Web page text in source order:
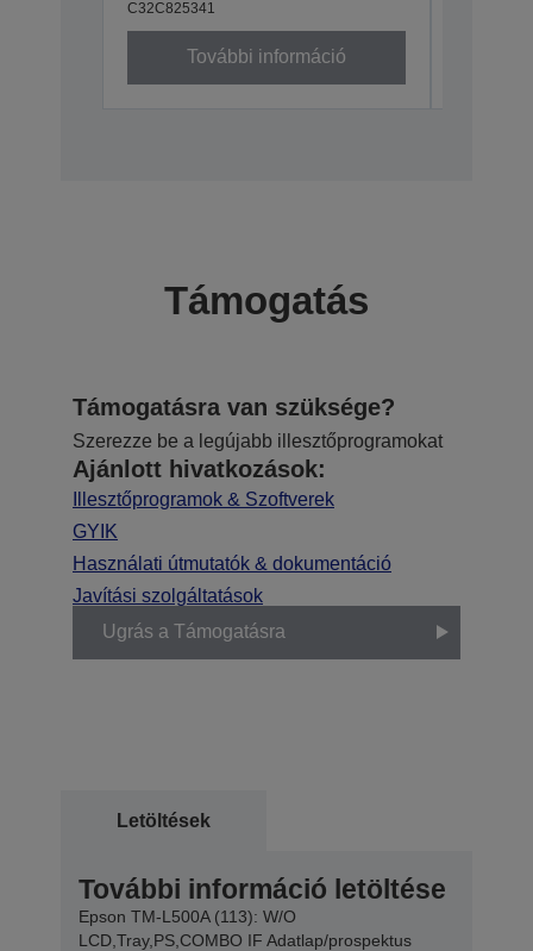
C32C825341
További információ
Támogatás
Támogatásra van szüksége?
Szerezze be a legújabb illesztőprogramokat
Ajánlott hivatkozások:
Illesztőprogramok & Szoftverek
GYIK
Használati útmutatók & dokumentáció
Javítási szolgáltatások
Ugrás a Támogatásra
Letöltések
További információ letöltése
Epson TM-L500A (113): W/O
LCD,Tray,PS,COMBO IF Adatlap/prospektus